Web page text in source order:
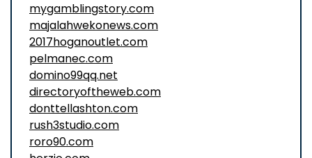
mygamblingstory.com
majalahwekonews.com
2017hoganoutlet.com
pelmanec.com
domino99qq.net
directoryoftheweb.com
donttellashton.com
rush3studio.com
roro90.com